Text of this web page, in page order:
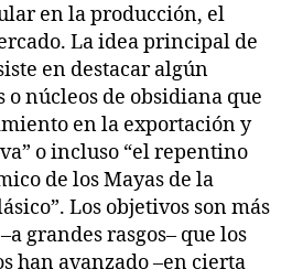
en la producción, el
La idea principal de
en destacar algún
o núcleos de obsidiana que
en la exportación y
o incluso “el repentino
de los Mayas de la
Los objetivos son más
grandes rasgos– que los
han avanzado –en cierta